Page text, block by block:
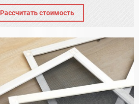
Рассчитать стоимость